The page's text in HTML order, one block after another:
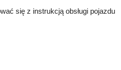
się z instrukcją obsługi pojazdu